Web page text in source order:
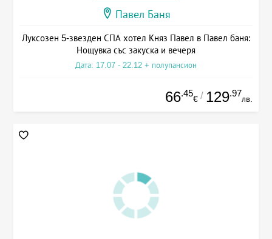
Павел Баня
Луксозен 5-звезден СПА хотел Княз Павел в Павел баня:
Нощувка със закуска и вечеря
Дата: 17.07 - 22.12 + полупансион
66.45
€ / 129.97
лв.